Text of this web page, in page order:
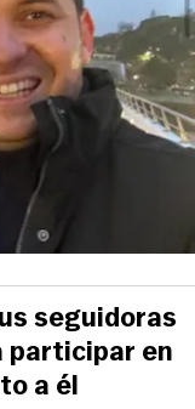
seguidoras
participar en
a él